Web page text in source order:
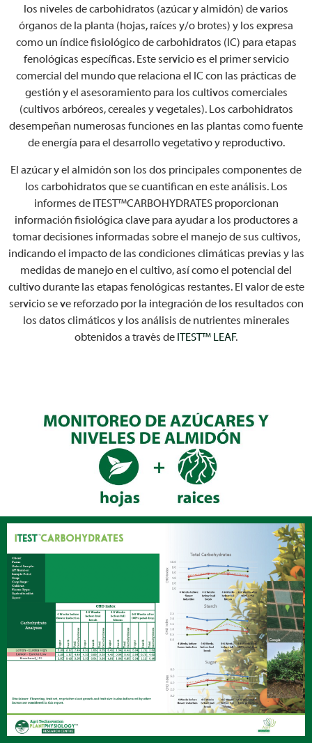
los niveles de carbohidratos (azúcar y almidón) de varios
órganos de la planta (hojas, raíces y/o brotes) y los expresa
como un índice fisiológico de carbohidratos (IC) para etapas
fenológicas específicas. Este servicio es el primer servicio
comercial del mundo que relaciona el IC con las prácticas de
gestión y el asesoramiento para los cultivos comerciales
(cultivos arbóreos, cereales y vegetales). Los carbohidratos
desempeñan numerosas funciones en las plantas como fuente
de energía para el desarrollo vegetativo y reproductivo.
El azúcar y el almidón son los dos principales componentes de
los carbohidratos que se cuantifican en este análisis. Los
informes de ITEST™CARBOHYDRATES proporcionan
información fisiológica clave para ayudar a los productores a
tomar decisiones informadas sobre el manejo de sus cultivos,
indicando el impacto de las condiciones climáticas previas y las
medidas de manejo en el cultivo, así como el potencial del
cultivo durante las etapas fenológicas restantes. El valor de este
servicio se ve reforzado por la integración de los resultados con
los datos climáticos y los análisis de nutrientes minerales
obtenidos a través de
ITEST™ LEAF.